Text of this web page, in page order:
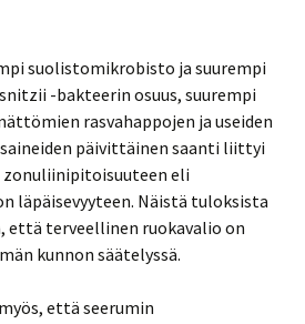
suolistomikrobisto ja suurempi
-bakteerin osuus, suurempi
rasvahappojen ja useiden
päivittäinen saanti liittyi
zonuliinipitoisuuteen eli
läpäisevyyteen. Näistä tuloksista
että terveellinen ruokavalio on
kunnon säätelyssä.
että seerumin